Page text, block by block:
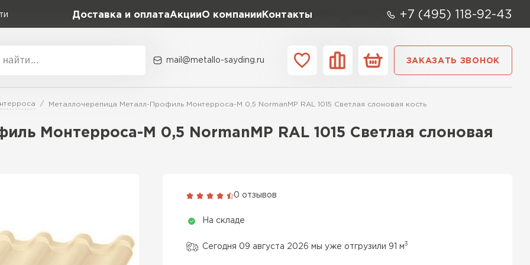
Доставка и оплатаАкцииО компании Контакты +7 (495) 118-92-43
Коллекция
Classic Grand Line
Монтеррей Grand Line
Доборные элементы
mail@metallo-sayding.ru ЗАКАЗАТЬ ЗВОНОК
Металлочерепица Металл-Профиль Монтерроса-M 0,5 NormanMP RAL 1015 Светлая слоновая кость
Монтерроса-M 0,5 NormanMP RAL 1015 Светлая слоновая
0 отзывов
На складе
Сегодня 09 августа 2026 мы уже отгрузили 91 м3